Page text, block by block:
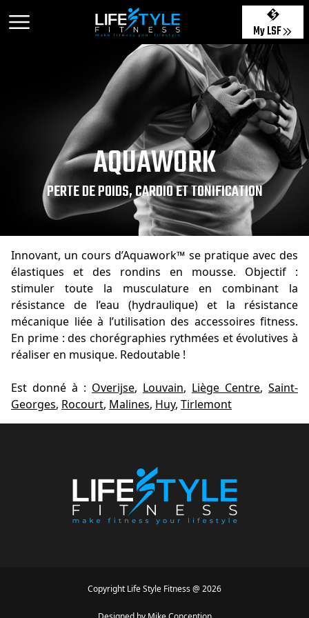
My LSF
AQUAWORK
PERTE DE POIDS, CARDIO ET TONIFICATION
Innovant, un cours d’Aquawork™ se pratique avec des
élastiques et des rondins en mousse. Objectif :
stimuler toute la musculature en combinant la
résistance de l’eau (hydraulique) et la résistance
mécanique liée à l’utilisation des accessoires fitness.
En prime : des chorégraphies rythmées et évolutives à
réaliser en musique. Redoutable !
Est donné à : Overijse, Louvain, Liège Centre, Saint-
Georges, Rocourt, Malines, Huy, Tirlemont
Copyright Life Style Fitness @ 2026